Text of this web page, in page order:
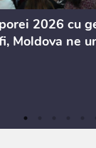
2026 cu
Moldova ne